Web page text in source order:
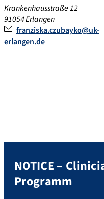
Krankenhausstraße 12
91054Erlangen
franziska.czubayko@uk-
erlangen.de
NOTICE –
Programm